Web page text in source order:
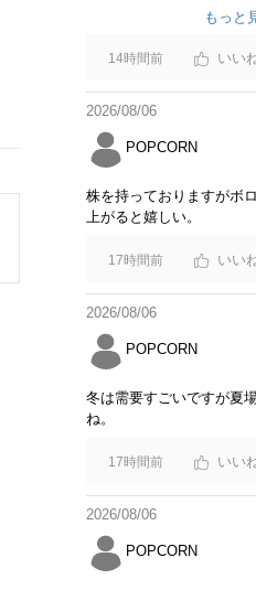
徳大学60名、 追手門学院
女子大学（広島）45名、
（沖縄）111名 調査と呼
「Z世代の大学生海外旅
変えた方が良いのでは？
もっと
14時間前
2026/08/06
POPCORN
株を持っておりますがボ
上がると嬉しい。
17時間前
2026/08/06
POPCORN
冬は需要すごいですが夏
ね。
17時間前
2026/08/06
POPCORN